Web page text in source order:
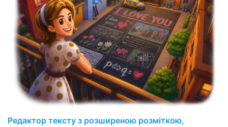
Редактор тексту з розширеною розміткою,